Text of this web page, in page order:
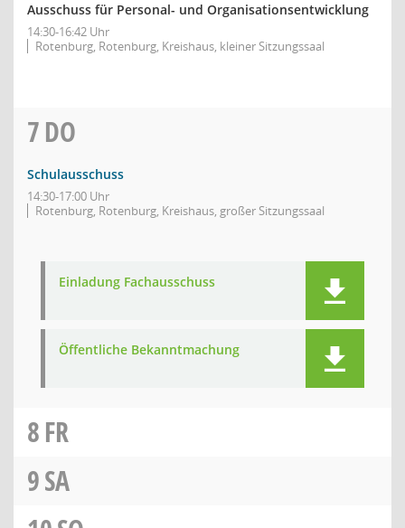
Ausschuss für Personal- und Organisationsentwicklung
14:30-16:42 Uhr
Rotenburg, Rotenburg, Kreishaus, kleiner Sitzungssaal
7DO
Schulausschuss
14:30-17:00 Uhr
Rotenburg, Rotenburg, Kreishaus, großer Sitzungssaal
Einladung Fachausschuss
Öffentliche Bekanntmachung
8FR
9SA